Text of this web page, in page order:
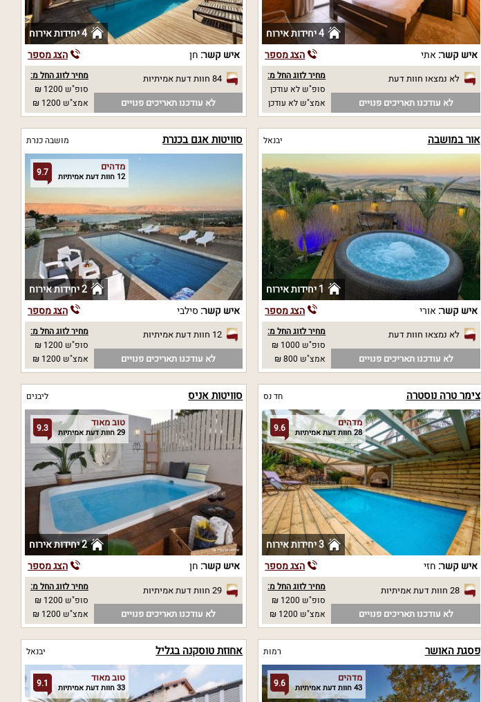
4 יחידות אירוח
איש קשר: אתי הצג מספר
לא נמצאו חוות דעת
לא עודכנו תאריכים פנויים
מחיר לזוג החל מ:
סופ"ש לא עודכן
אמצ"ש לא עודכן
4 יחידות אירוח
איש קשר: חן הצג מספר
84 חוות דעת אמיתיות
לא עודכנו תאריכים פנויים
מחיר לזוג החל מ:
סופ"ש 1200 ₪
אמצ"ש 1200 ₪
אור במושבה יבנאל
1 יחידות אירוח
איש קשר: אורי הצג מספר
לא נמצאו חוות דעת
לא עודכנו תאריכים פנויים
מחיר לזוג החל מ:
סופ"ש 1000 ₪
אמצ"ש 800 ₪
סוויטות אגם בכנרת מושבה כנרת
9.7 מדהים
12 חוות דעת אמיתיות
2 יחידות אירוח
איש קשר: סילבי הצג מספר
12 חוות דעת אמיתיות
לא עודכנו תאריכים פנויים
מחיר לזוג החל מ:
סופ"ש 1200 ₪
אמצ"ש 1200 ₪
צימר טרה נוסטרה חד נס
9.6 מדהים
28 חוות דעת אמיתיות
3 יחידות אירוח
איש קשר: חזי הצג מספר
28 חוות דעת אמיתיות
לא עודכנו תאריכים פנויים
מחיר לזוג החל מ:
סופ"ש 1200 ₪
אמצ"ש 1200 ₪
סוויטות אניס ליבנים
9.3 טוב מאוד
29 חוות דעת אמיתיות
2 יחידות אירוח
איש קשר: חן הצג מספר
29 חוות דעת אמיתיות
לא עודכנו תאריכים פנויים
מחיר לזוג החל מ:
סופ"ש 1200 ₪
אמצ"ש 1200 ₪
פסגת האושר רמות
9.6 מדהים
43 חוות דעת אמיתיות
אחוזת טוסקנה בגליל יבנאל
9.1 טוב מאוד
33 חוות דעת אמיתיות